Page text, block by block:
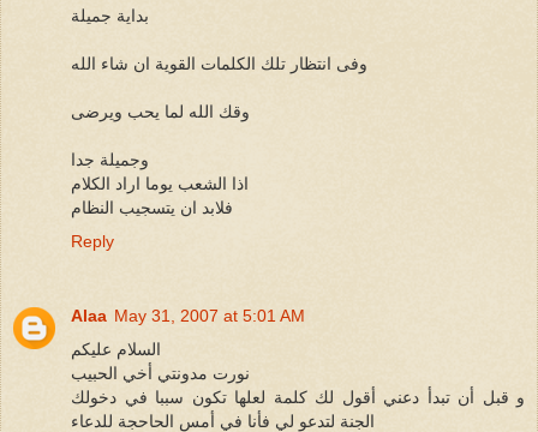
بداية جميلة
وفى انتظار تلك الكلمات القوية ان شاء الله
وقك الله لما يحب ويرضى
وجميلة جدا
اذا الشعب يوما اراد الكلام
فلابد ان يتسجيب النظام
Reply
Alaa May 31, 2007 at 5:01 AM
السلام عليكم
نورت مدونتي أخي الحبيب
و قبل أن تبدأ دعني أقول لك كلمة لعلها تكون سببا في دخولك
الجنة لتدعو لي فأنا في أمس الحاحجة للدعاء